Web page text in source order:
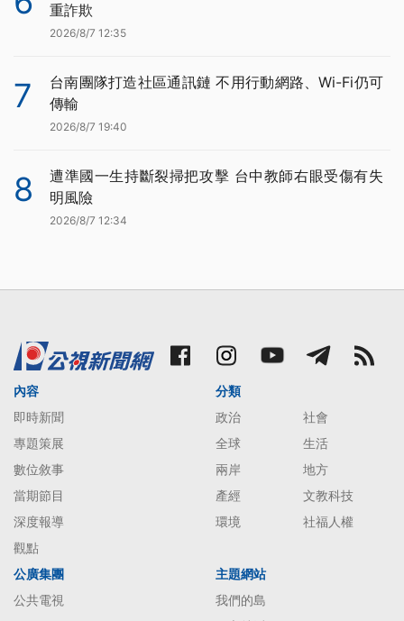
重詐欺
2026/8/7 12:35
7
台南團隊打造社區通訊鏈 不用行動網路、Wi-Fi仍可
傳輸
2026/8/7 19:40
8
遭準國一生持斷裂掃把攻擊 台中教師右眼受傷有失
明風險
2026/8/7 12:34
內容
即時新聞
專題策展
數位敘事
當期節目
深度報導
觀點
分類
政治
社會
全球
生活
兩岸
地方
產經
文教科技
環境
社福人權
公廣集團
公共電視
主題網站
我們的島